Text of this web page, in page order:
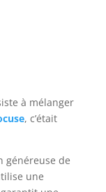
à mélanger
, c’était
généreuse de
une